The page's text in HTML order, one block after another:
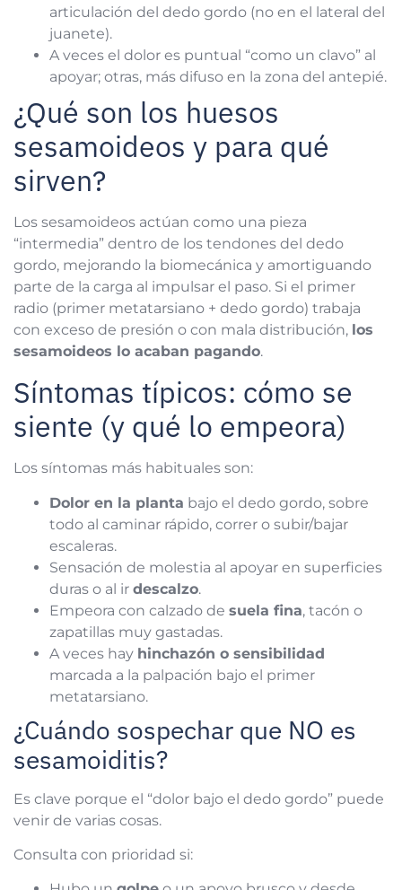
articulación del dedo gordo (no en el lateral del
juanete).
A veces el dolor es puntual “como un clavo” al
apoyar; otras, más difuso en la zona del antepié.
¿Qué son los huesos
sesamoideos y para qué
sirven?
Los sesamoideos actúan como una pieza
“intermedia” dentro de los tendones del dedo
gordo, mejorando la biomecánica y amortiguando
parte de la carga al impulsar el paso. Si el primer
radio (primer metatarsiano + dedo gordo) trabaja
con exceso de presión o con mala distribución, los
sesamoideos lo acaban pagando.
Síntomas típicos: cómo se
siente (y qué lo empeora)
Los síntomas más habituales son:
Dolor en la planta bajo el dedo gordo, sobre
todo al caminar rápido, correr o subir/bajar
escaleras.
Sensación de molestia al apoyar en superficies
duras o al ir descalzo.
Empeora con calzado de suela fina, tacón o
zapatillas muy gastadas.
A veces hay hinchazón o sensibilidad
marcada a la palpación bajo el primer
metatarsiano.
¿Cuándo sospechar que NO es
sesamoiditis?
Es clave porque el “dolor bajo el dedo gordo” puede
venir de varias cosas.
Consulta con prioridad si: